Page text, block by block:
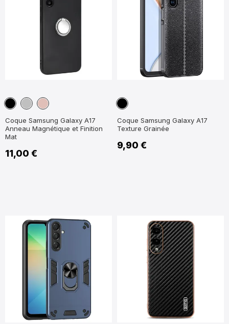
NoirArgent
Or
Coque Samsung Galaxy A17
Anneau Magnétique et Finition
Mat
11,00 €
Noir
Coque Samsung Galaxy A17
Texture Grainée
9,90 €